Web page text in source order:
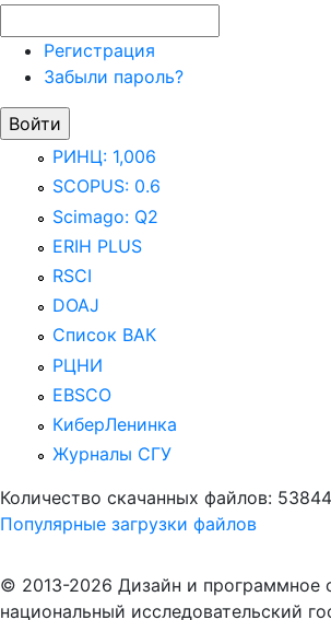
Регистрация
Забыли пароль?
РИНЦ: 1,006
SCOPUS: 0.6
Scimago: Q2
ERIH PLUS
RSCI
DOAJ
Список ВАК
РЦНИ
EBSCO
КиберЛенинка
Журналы СГУ
Количество скачанных файлов:
Популярные загрузки файлов
© 2013-2026 Дизайн и программное
национальный исследовательский